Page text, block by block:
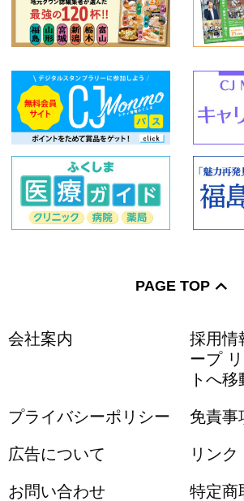
PAGE TOP
会社案内
採用情
ープ
トへ移
プライバシーポリシー 免責事
広告について リンク
お問い合わせ 特定商